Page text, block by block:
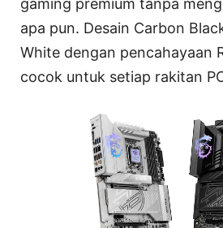
gaming premium tanpa
apa pun. Desain Carbon
White dengan pencahayaan
cocok untuk setiap rakitan